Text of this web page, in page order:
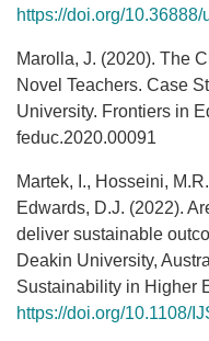
https://doi.org/
Marolla, J. (2020). The
Novel Teachers. Case
University. Frontiers in
feduc.2020.00091
Martek, I., Hosseini,
Edwards, D.J. (2022).
deliver sustainable
Deakin University,
Sustainability in Higher
https://doi.org/10.1108/